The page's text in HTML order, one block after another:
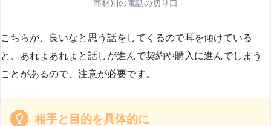
商材別の電話の切り口
こちらが、良いなと思う話をしてくるので耳を傾けている
と、あれよあれよと話しが進んで契約や購入に進んでしまう
ことがあるので、注意が必要です。
相手と目的を具体的に